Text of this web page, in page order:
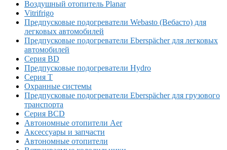
Воздушный отопитель Planar
Vitrifrigo
Предпусковые подогреватели Webasto (Вебасто) для
легковых автомобилей
Предпусковые подогреватели Eberspächer для легковых
автомобилей
Серия BD
Предпусковые подогреватели Hydro
Серия T
Охранные системы
Предпусковые подогреватели Eberspächer для грузового
транспорта
Серия BCD
Автономные отопители Аer
Аксессуары и запчасти
Автономные отопители